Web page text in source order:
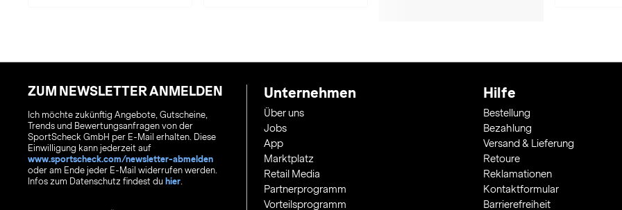
ZUM NEWSLETTER ANMELDEN
Ich möchte zukünftig Angebote, Gutscheine,
Trends und Bewertungsanfragen von der
SportScheck GmbH per E-Mail erhalten. Diese
Einwilligung kann jederzeit auf
www.sportscheck.com/newsletter-abmelden
oder am Ende jeder E-Mail widerrufen werden.
Infos zum Datenschutz findest du hier.
Unternehmen
Über uns
Jobs
App
Marktplatz
Retail Media
Partnerprogramm
Vorteilsprogramm
Hilfe
Bestellung
Bezahlung
Versand & Lieferung
Retoure
Reklamationen
Kontaktformular
Barrierefreiheit